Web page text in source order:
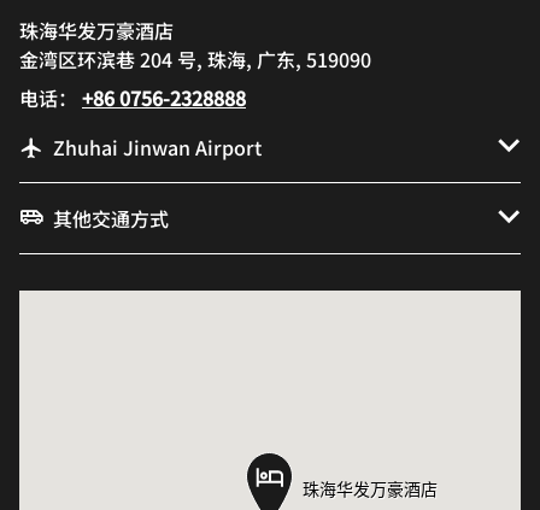
珠海华发万豪酒店
金湾区环滨巷 204 号, 珠海, 广东, 519090
电话： +86 0756-2328888
Zhuhai Jinwan Airport
其他交通方式
珠海华发万豪酒店
珠海华发万豪酒店